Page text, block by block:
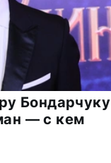
Бондарчуку
— с кем